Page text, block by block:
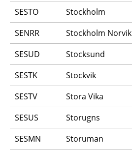
SESTO
Stockholm
SENRR
Stockholm Norvik
SESUD
Stocksund
SESTK
Stockvik
SESTV
Stora Vika
SESUS
Storugns
SESMN
Storuman